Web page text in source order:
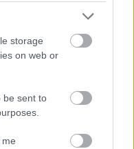
storage
on web or
be sent to
Gomez az
el Justin